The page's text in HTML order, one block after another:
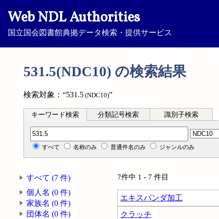
Web NDL Authorities
国立国会図書館典拠データ検索・提供サービス
531.5(NDC10) の検索結果
検索対象：“531.5 (NDC10)”
キーワード検索 分類記号検索 識別子検索
分類記号検索
すべて 名称のみ 普通件名のみ ジャンルのみ
すべて (7 件)
個人名 (0 件)
家族名 (0 件)
団体名 (0 件)
7件中 1 - 7 件目
エキスパンダ加工
クラッチ